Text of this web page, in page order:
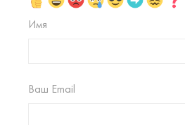
Имя
Ваш Email